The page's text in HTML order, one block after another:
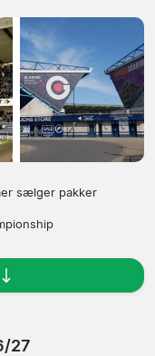
sælger pakker
27